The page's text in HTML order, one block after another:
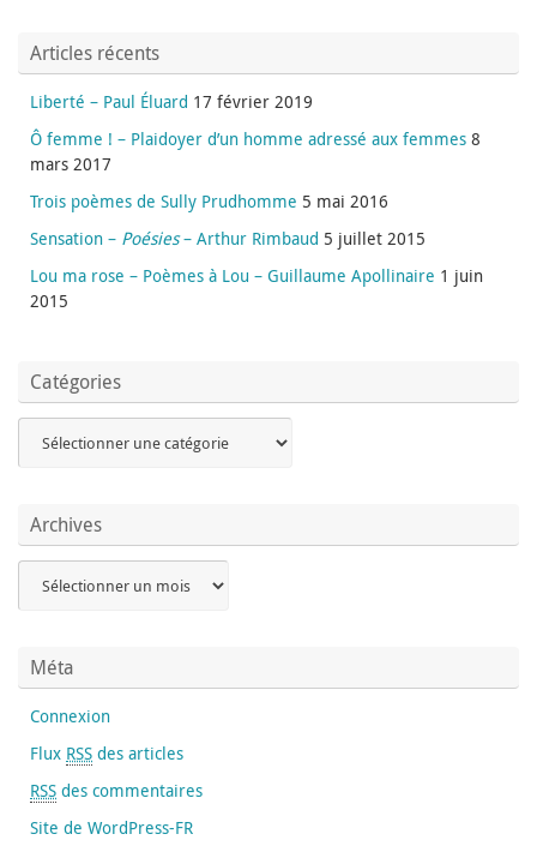
Articles récents
Liberté – Paul Éluard 17 février 2019
Ô femme ! – Plaidoyer d’un homme adressé aux femmes 8
mars 2017
Trois poèmes de Sully Prudhomme 5 mai 2016
Sensation – Poésies– Arthur Rimbaud 5 juillet 2015
Lou ma rose – Poèmes à Lou – Guillaume Apollinaire 1 juin
2015
Catégories
Archives
Méta
Connexion
Flux RSS des articles
RSS des commentaires
Site de WordPress-FR